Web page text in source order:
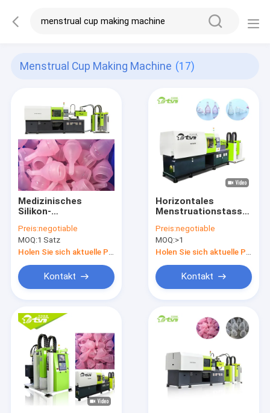
Menstrual Cup Making Machine (17)
Medizinisches
Silikon-
das Maschine
einfache Operation
lange Nutzungsdauer
macht
Preis:negotiable
MOQ:1 Satz
Kontakt
Horizontales
Menstruationstasse,
Öffnungshub 200-
700mm macht
Preis:negotiable
MOQ:>1
Kontakt